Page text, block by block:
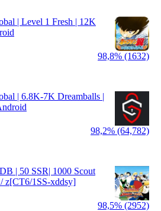
| Level 1 Fresh | 12K
98,8% (1632)
| 6.8K-7K Dreamballs |
98,2% (64,782)
| 50 SSR| 1000 Scout
z[CT6/1SS-xddsy]
98,5% (2952)